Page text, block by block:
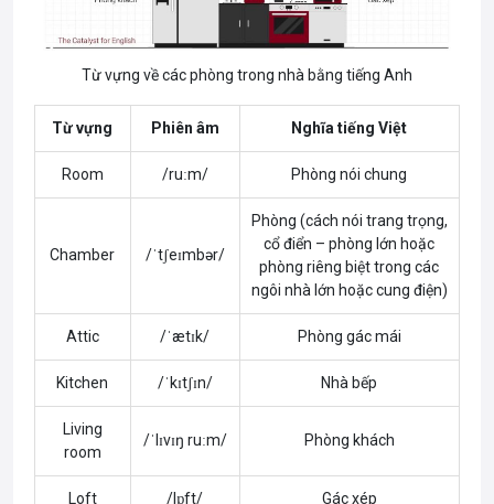
Từ vựng về các phòng trong nhà bằng tiếng Anh
Từ vựng Phiên âm Nghĩa tiếng Việt
Room /ruːm/ Phòng nói chung
Chamber /ˈtʃeɪmbər/
Phòng (cách nói trang trọng,
cổ điển – phòng lớn hoặc
phòng riêng biệt trong các
ngôi nhà lớn hoặc cung điện)
Attic /ˈætɪk/ Phòng gác mái
Kitchen /ˈkɪtʃɪn/ Nhà bếp
Living
room
/ˈlɪvɪŋ ruːm/ Phòng khách
Loft /lɒft/ Gác xép